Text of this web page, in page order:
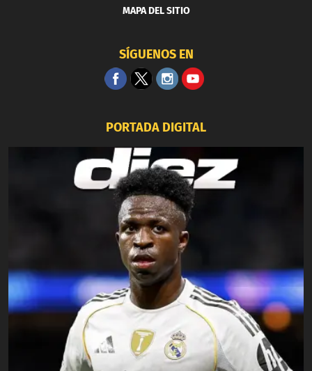
MAPA DEL SITIO
SÍGUENOS EN
PORTADA DIGITAL